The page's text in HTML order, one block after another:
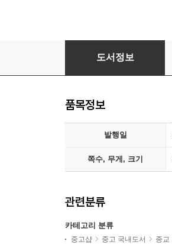
도서정보
품목정보
발행일
쪽수, 무게, 크기
관련분류
카테고리 분류
중고샵 중고 국내도서 종교